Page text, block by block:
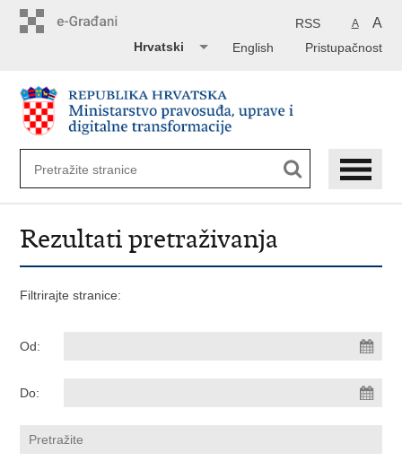
A A
RSS
Pristupačnost
English
Hrvatski
Rezultati pretraživanja
Filtrirajte stranice:
Od:
Do: